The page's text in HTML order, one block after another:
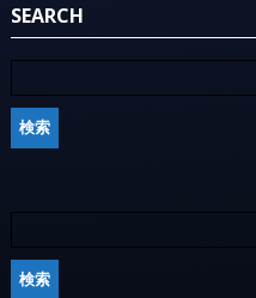
SEARCH